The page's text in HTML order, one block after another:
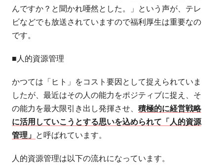
んですか？と聞かれ唖然とした。」という声が、テレ
ビなどでも放送されていますので福利厚生は重要なの
です。
■人的資源管理
かつては「ヒト」をコスト要因として捉えられていま
したが、最近はその人の能力をポジティブに捉え、そ
の能力を最大限引き出し発揮させ、積極的に経営戦略
に活用していこうとする思いを込められて「人的資源
管理」 と呼ばれています。
人的資源管理は以下の流れになっています。